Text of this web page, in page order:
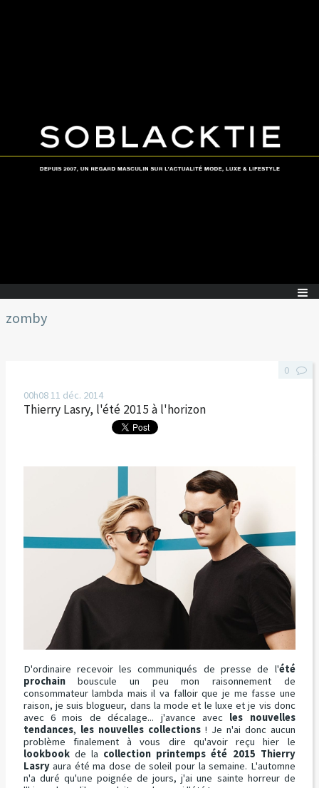
zomby
00h0811 déc. 2014
Thierry Lasry, l'été 2015 à l'horizon
D'ordinaire recevoir les communiqués de presse de l'été
prochainbouscule un peu mon raisonnement de
consommateur lambda mais il va falloir que je me fasse une
raison, je suis blogueur, dans la mode et le luxe et je vis donc
avec 6 mois de décalage... j'avance avec les nouvelles
tendances, les nouvelles collections! Je n'ai donc aucun
problème finalement à vous dire qu'avoir reçu hier le
lookbookde la collection printemps été 2015 Thierry
Lasryaura été ma dose de soleil pour la semaine. L'automne
n'a duré qu'une poignée de jours, j'ai une sainte horreur de
0